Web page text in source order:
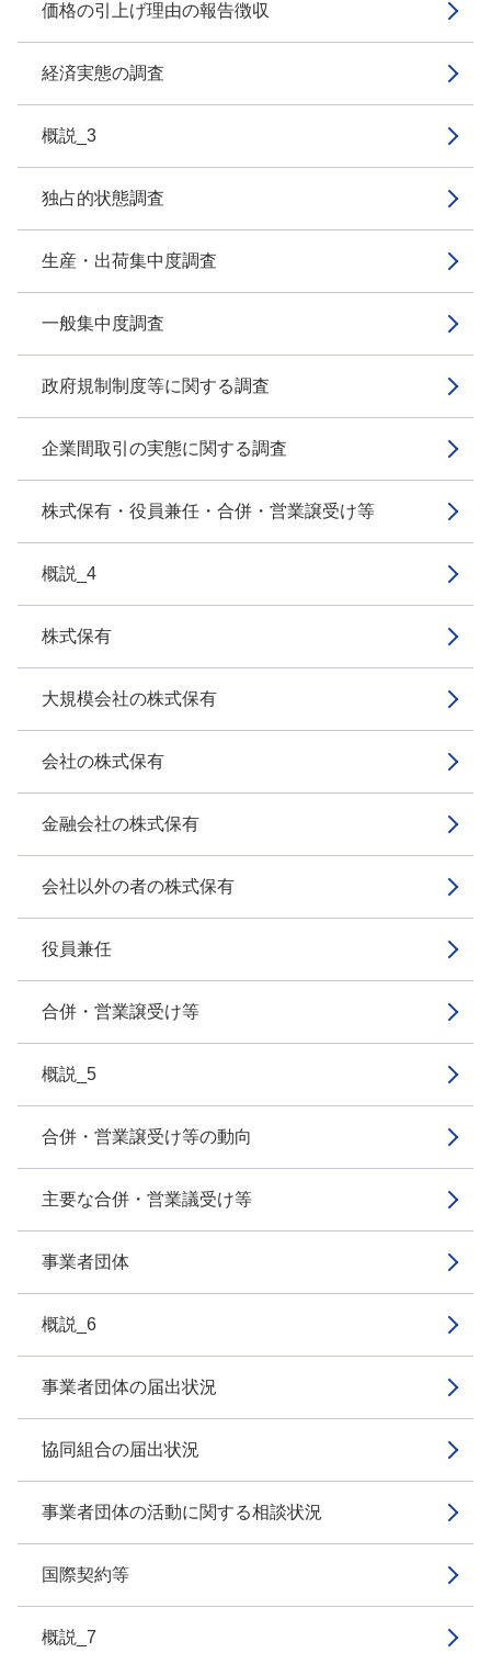
価格の引上げ理由の報告徴収
経済実態の調査
概説_3
独占的状態調査
生産・出荷集中度調査
一般集中度調査
政府規制制度等に関する調査
企業間取引の実態に関する調査
株式保有・役員兼任・合併・営業譲受け等
概説_4
株式保有
大規模会社の株式保有
会社の株式保有
金融会社の株式保有
会社以外の者の株式保有
役員兼任
合併・営業譲受け等
概説_5
合併・営業譲受け等の動向
主要な合併・営業議受け等
事業者団体
概説_6
事業者団体の届出状況
協同組合の届出状況
事業者団体の活動に関する相談状況
国際契約等
概説_7